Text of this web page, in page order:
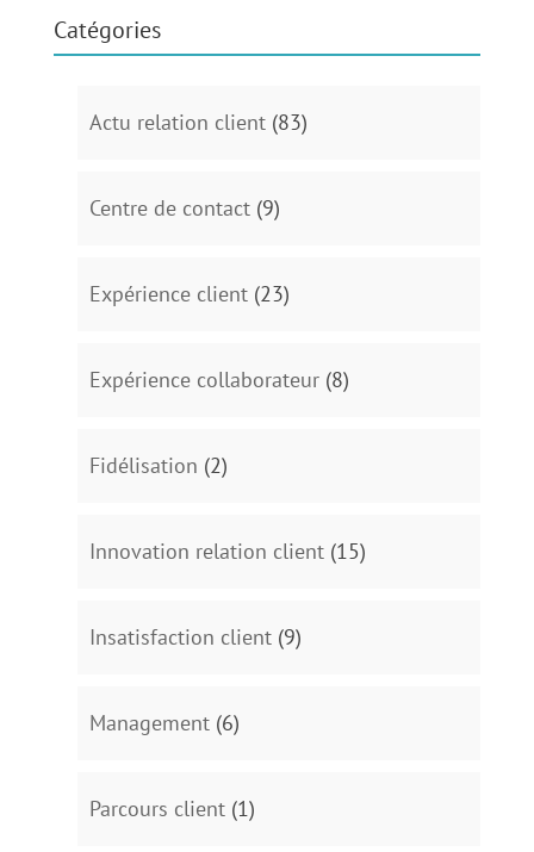
Catégories
Actu relation client(83)
Centre de contact(9)
Expérience client(23)
Expérience collaborateur(8)
Fidélisation (2)
Innovation relation client(15)
Insatisfaction client(9)
Management(6)
Parcours client(1)